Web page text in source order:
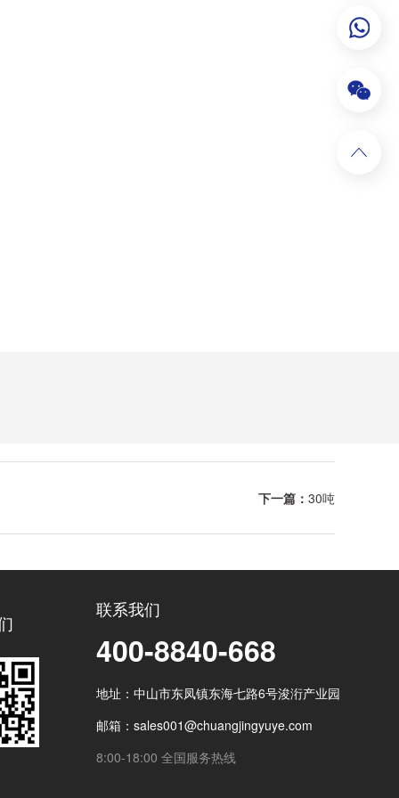
下一篇： 30吨
联系我们
400-8840-668
地址：中山市东凤镇东海七路6号浚洐产业园
邮箱：sales001@chuangjingyuye.com
8:00-18:00 全国服务热线